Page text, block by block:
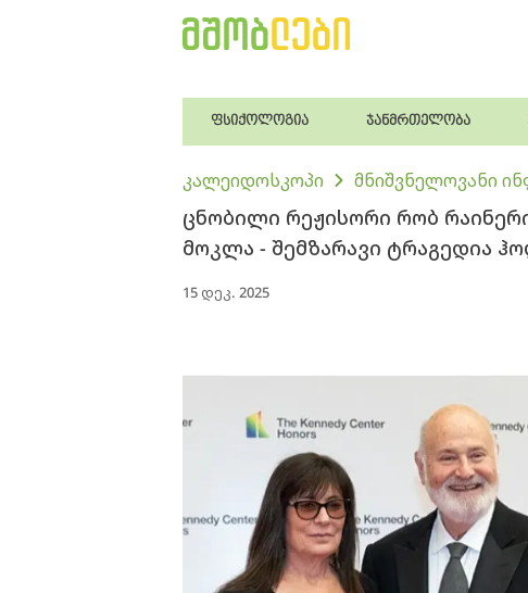
ფსიქოლოგია ჯანმრთელობა
კალეიდოსკოპი მნიშვნელოვანი
ცნობილი რეჟისორი რობ
მოკლა - შემზარავი ტრაგედია
15 დეკ. 2025